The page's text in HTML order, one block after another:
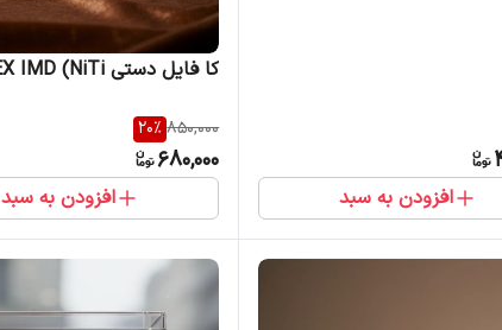
افزودن به سبد
کا فایل دستی FELEX IMD (NiTi)
850,000
20%
680,000
افزودن به سبد